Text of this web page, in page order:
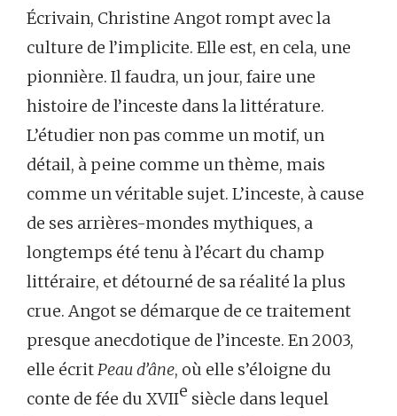
Écrivain, Christine Angot rompt avec la
culture de l’implicite. Elle est, en cela, une
pionnière. Il faudra, un jour, faire une
histoire de l’inceste dans la littérature.
L’étudier non pas comme un motif, un
détail, à peine comme un thème, mais
comme un véritable sujet. L’inceste, à cause
de ses arrières-mondes mythiques, a
longtemps été tenu à l’écart du champ
littéraire, et détourné de sa réalité la plus
crue. Angot se démarque de ce traitement
presque anecdotique de l’inceste. En 2003,
elle écrit Peau d’âne, où elle s’éloigne du
conte de fée du XVIIe siècle dans lequel